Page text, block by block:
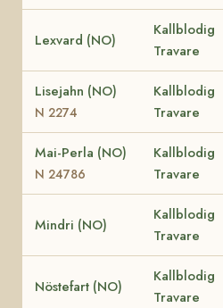
Lexvard (NO)
Kallblodig
Travare
Lisejahn (NO)
N 2274
Kallblodig
Travare
Mai-Perla (NO)
N 24786
Kallblodig
Travare
Mindri (NO)
Kallblodig
Travare
Nöstefart (NO)
Kallblodig
Travare